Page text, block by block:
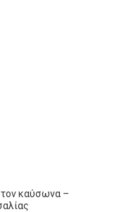
τον καύσωνα –